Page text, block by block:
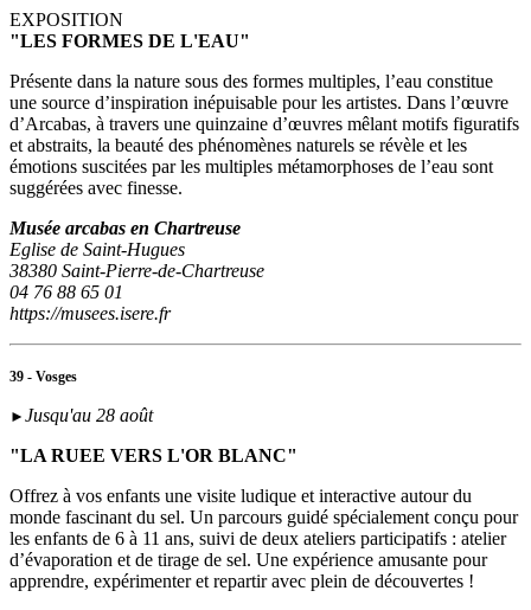
EXPOSITION
"LES FORMES DE L'EAU"
Présente dans la nature sous des formes multiples, l’eau constitue
une source d’inspiration inépuisable pour les artistes. Dans l’œuvre
d’Arcabas, à travers une quinzaine d’œuvres mêlant motifs figuratifs
et abstraits, la beauté des phénomènes naturels se révèle et les
émotions suscitées par les multiples métamorphoses de l’eau sont
suggérées avec finesse.
Musée arcabas en Chartreuse
Eglise de Saint-Hugues
38380 Saint-Pierre-de-Chartreuse
04 76 88 65 01
https://musees.isere.fr
39 - Vosges
► Jusqu'au 28 août
"LA RUEE VERS L'OR BLANC"
Offrez à vos enfants une visite ludique et interactive autour du
monde fascinant du sel. Un parcours guidé spécialement conçu pour
les enfants de 6 à 11 ans, suivi de deux ateliers participatifs : atelier
d’évaporation et de tirage de sel. Une expérience amusante pour
apprendre, expérimenter et repartir avec plein de découvertes !